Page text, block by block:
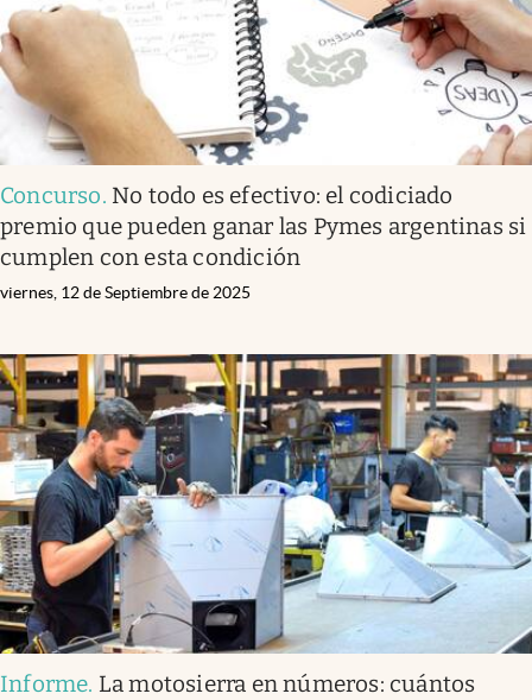
Concurso. No todo es efectivo: el codiciado
premio que pueden ganar las Pymes argentinas si
cumplen con esta condición
viernes, 12 de Septiembre de 2025
Informe. La motosierra en números: cuántos